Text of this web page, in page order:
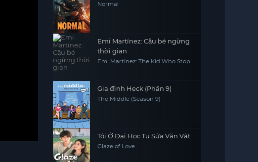
Normal
Emi Martínez: Cậu bé ngừng
thời gian
Emi Martínez: The Kid Who Stops
Gia đình Heck (Phần 9)
The Middle (Season 9)
Tôi Ở Đại Học Tu Sửa Văn Vật
Glaze of Love